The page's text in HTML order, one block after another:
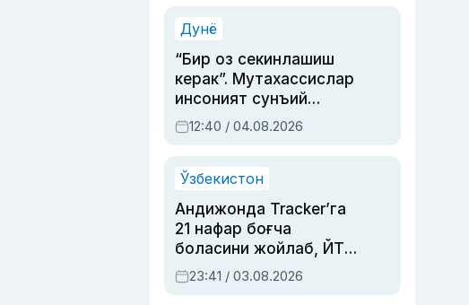
синовларга тўла ҳаёти
Дунё
“Бир оз секинлашиш
керак”. Мутахассислар
инсоният сунъий
интеллектни бошқара
олмай қолишидан
12:40 / 04.08.2026
Ўзбекистон
Андижонда Tracker’га
21 нафар боғча
боласини жойлаб, ЙТҲ
содир этган аёлга суд
ҳукми ўқилди
23:41 / 03.08.2026